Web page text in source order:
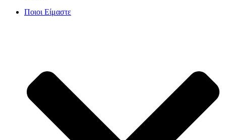
Ποιοι Είμαστε